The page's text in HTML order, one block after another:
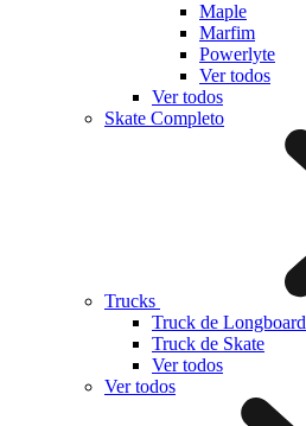
Maple
Marfim
Powerlyte
Ver todos
Ver todos
Skate Completo
Trucks
Truck de Longboard
Truck de Skate
Ver todos
Ver todos